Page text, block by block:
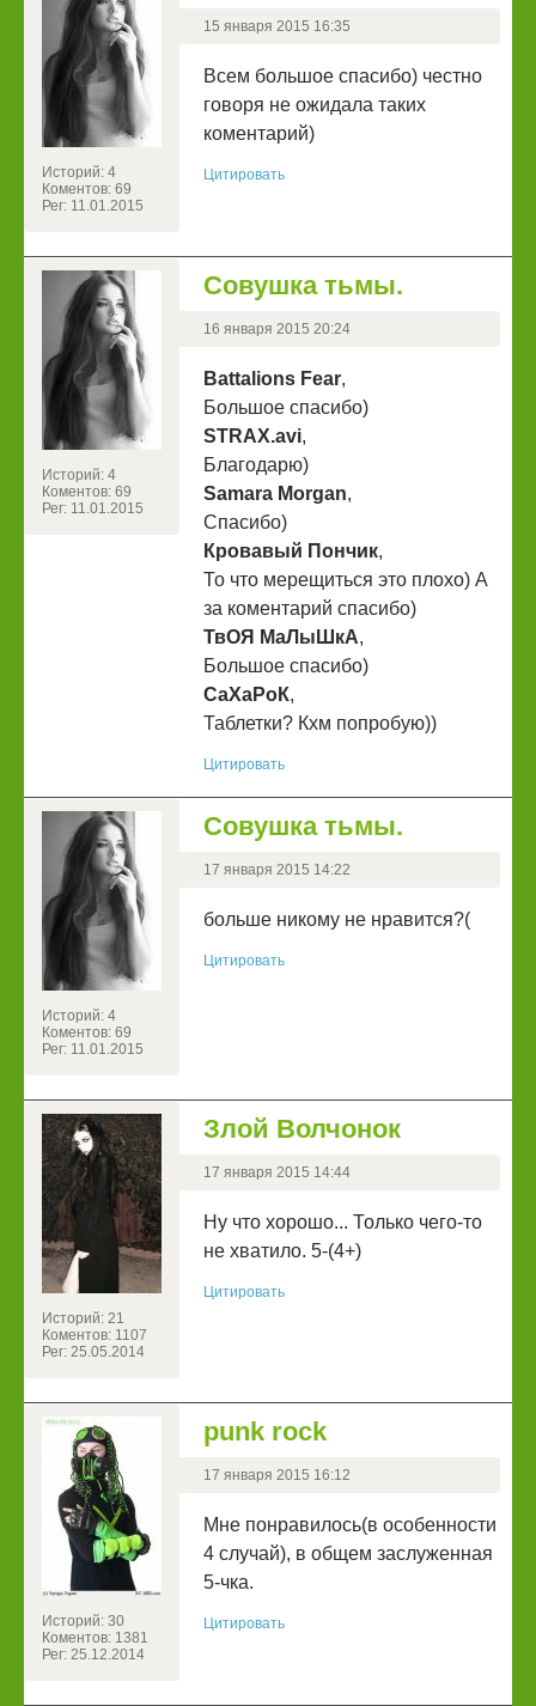
Историй: 4
Коментов: 69
Рег: 11.01.2015
15 января 2015 16:35
Всем большое спасибо) честно
говоря не ожидала таких
коментарий)
Цитировать
Историй: 4
Коментов: 69
Рег: 11.01.2015
Совушка тьмы.
16 января 2015 20:24
Battalions Fear,
Большое спасибо)
STRAX.avi,
Благодарю)
Samara Morgan,
Спасибо)
Кровавый Пончик,
То что мерещиться это плохо) А
за коментарий спасибо)
ТвОЯ МаЛыШкА,
Большое спасибо)
СаХаРоК,
Таблетки? Кхм попробую))
Цитировать
Историй: 4
Коментов: 69
Рег: 11.01.2015
Совушка тьмы.
17 января 2015 14:22
больше никому не нравится?(
Цитировать
Историй: 21
Коментов: 1107
Рег: 25.05.2014
Злой Волчонок
17 января 2015 14:44
Ну что хорошо... Только чего-то
не хватило. 5-(4+)
Цитировать
Историй: 30
Коментов: 1381
Рег: 25.12.2014
punk rock
17 января 2015 16:12
Мне понравилось(в особенности
4 случай), в общем заслуженная
5-чка.
Цитировать